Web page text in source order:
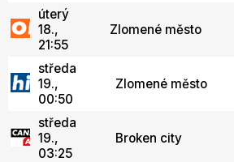
úterý
18.,
21:55
Zlomené město
středa
19.,
00:50
Zlomené město
středa
19.,
03:25
Broken city